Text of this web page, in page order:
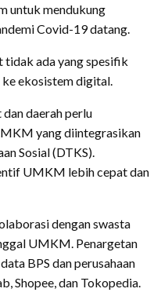
untuk mendukung
Covid-19 datang.
tidak ada yang spesifik
ekosistem digital.
daerah perlu
yang diintegrasikan
Sosial (DTKS).
UMKM lebih cepat dan
dengan swasta
UMKM. Penargetan
BPS dan perusahaan
Shopee, dan Tokopedia.